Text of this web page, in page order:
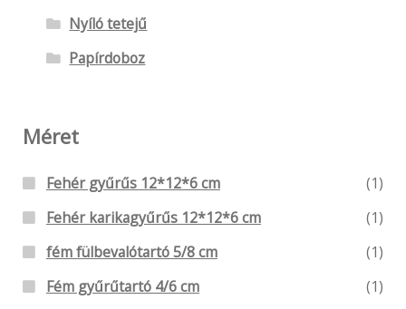
Nyíló tetejű
Papírdoboz
Méret
Fehér gyűrűs 12*12*6 cm
(1)
Fehér karikagyűrűs 12*12*6 cm
(1)
fém fülbevalótartó 5/8 cm
(1)
Fém gyűrűtartó 4/6 cm
(1)